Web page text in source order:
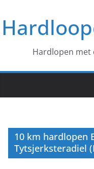
naar
de
Hardlopen met
10 km hardlopen
Tytsjerksteradiel